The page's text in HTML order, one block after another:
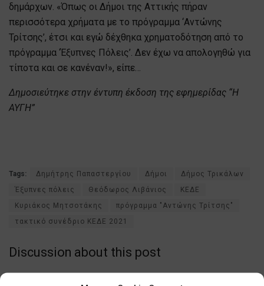
δημάρχων. «Όπως οι Δήμοι της Αττικής πήραν
περισσότερα χρήματα με το πρόγραμμα ‘Αντώνης
Τρίτσης’, έτσι και εγώ δέχθηκα χρηματοδότηση από το
πρόγραμμα ‘Έξυπνες Πόλεις’. Δεν έχω να απολογηθώ για
τίποτα και σε κανέναν!», είπε…
Δημοσιεύτηκε στην έντυπη έκδοση της εφημερίδας “Η
ΑΥΓΗ”
Tags: Δημήτρης Παπαστεργίου Δήμοι
Δήμος Τρικάλων
Έξυπνες πόλεις
Θεόδωρος Λιβάνιος
ΚΕΔΕ
Κυριάκος Μητσοτάκης
πρόγραμμα "Αντώνης Τρίτσης"
τακτικό συνέδριο ΚΕΔΕ 2021
Discussion about this post